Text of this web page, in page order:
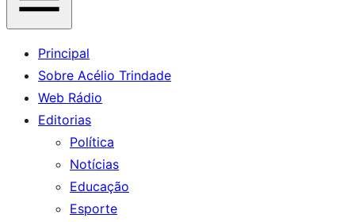
Principal
Sobre Acélio Trindade
Web Rádio
Editorias
Política
Notícias
Educação
Esporte